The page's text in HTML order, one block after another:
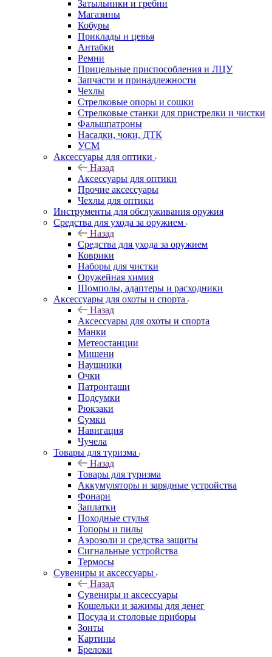
Затыльники и гребни
Магазины
Кобуры
Приклады и цевья
Антабки
Ремни
Прицельные приспособления и ЛЦУ
Запчасти и принадлежности
Чехлы
Стрелковые опоры и сошки
Стрелковые станки для пристрелки и чистки
Фальшпатроны
Насадки, чоки, ДТК
УСМ
Аксессуары для оптики
Назад
Аксессуары для оптики
Прочие аксессуары
Чехлы для оптики
Инструменты для обслуживания оружия
Средства для ухода за оружием
Назад
Средства для ухода за оружием
Коврики
Наборы для чистки
Оружейная химия
Шомполы, адаптеры и расходники
Аксессуары для охоты и спорта
Назад
Аксессуары для охоты и спорта
Манки
Метеостанции
Мишени
Наушники
Очки
Патронташи
Подсумки
Рюкзаки
Сумки
Навигация
Чучела
Товары для туризма
Назад
Товары для туризма
Аккумуляторы и зарядные устройства
Фонари
Заплатки
Походные стулья
Топоры и пилы
Аэрозоли и средства защиты
Сигнальные устройства
Термосы
Сувениры и аксессуары
Назад
Сувениры и аксессуары
Кошельки и зажимы для денег
Посуда и столовые приборы
Зонты
Картины
Брелоки